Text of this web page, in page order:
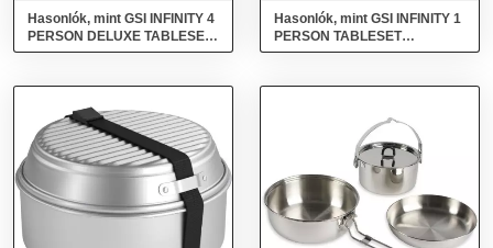
Hasonlók, mint GSI INFINITY 4
PERSON DELUXE TABLESET
Edénykészlet, mix, méret
Hasonlók, mint GSI INFINITY 1
PERSON TABLESET
Edénykészlet, kék, méret